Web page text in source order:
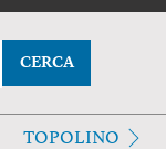
CERCA
TOPOLINO